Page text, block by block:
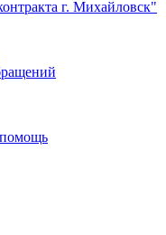
г. Михайловск"
помощь